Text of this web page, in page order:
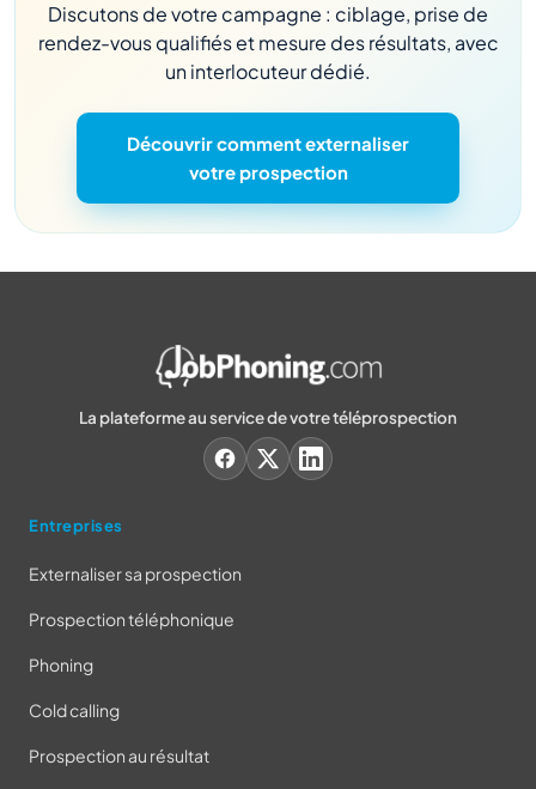
Discutons de votre campagne : ciblage, prise de
rendez-vous qualifiés et mesure des résultats, avec
un interlocuteur dédié.
Découvrir comment externaliser
votre prospection
La plateforme au service de votre téléprospection
Entreprises
Externaliser sa prospection
Prospection téléphonique
Phoning
Cold calling
Prospection au résultat